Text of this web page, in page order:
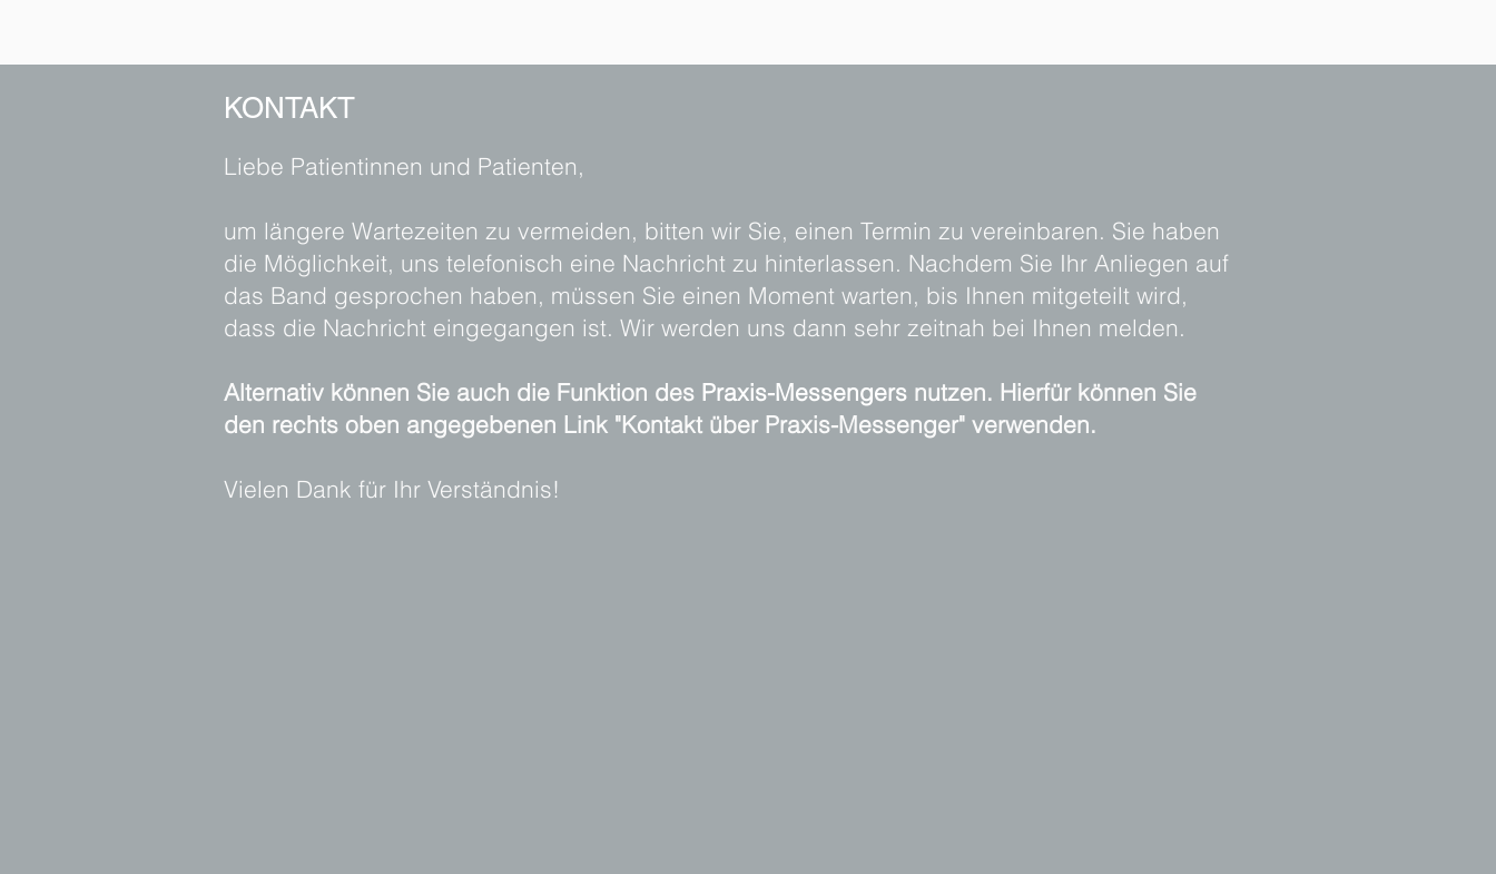
KONTAKT
Liebe Patientinnen und Patienten,
um längere Wartezeiten zu vermeiden, bitten wir Sie, einen Termin zu vereinbaren. Sie haben
die Möglichkeit, uns telefonisch eine Nachricht zu hinterlassen. Nachdem Sie Ihr Anliegen auf
das Band gesprochen haben, müssen Sie einen Moment warten, bis Ihnen mitgeteilt wird,
dass die Nachricht eingegangen ist. Wir werden uns dann sehr zeitnah bei Ihnen melden.
Alternativ können Sie auch die Funktion des Praxis-Messengers nutzen. Hierfür können Sie
den rechts oben angegebenen Link "Kontakt über Praxis-Messenger" verwenden.
Vielen Dank für Ihr Verständnis!